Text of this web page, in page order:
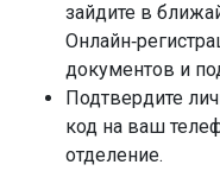
зайдите в
документов и
Подтвердите
код на ваш
отделение.